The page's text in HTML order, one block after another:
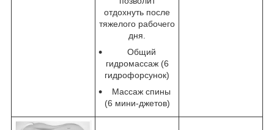
отдохнуть после
тяжелого рабочего
дня.
Общий
гидромассаж (6
гидрофорсунок)
Массаж спины
(6 мини-джетов)